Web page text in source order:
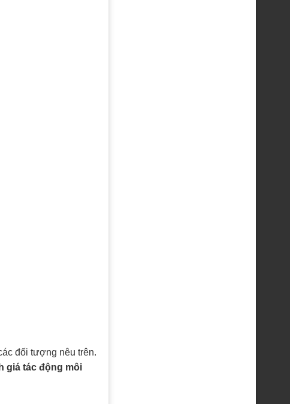
đối tượng nêu trên.
giá tác động môi